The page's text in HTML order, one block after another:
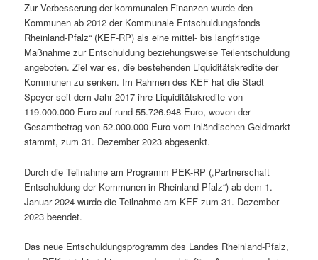
Zur Verbesserung der kommunalen Finanzen wurde den
Kommunen ab 2012 der Kommunale Entschuldungsfonds
Rheinland-Pfalz“ (KEF-RP) als eine mittel- bis langfristige
Maßnahme zur Entschuldung beziehungsweise Teilentschuldung
angeboten. Ziel war es, die bestehenden Liquiditätskredite der
Kommunen zu senken. Im Rahmen des KEF hat die Stadt
Speyer seit dem Jahr 2017 ihre Liquiditätskredite von
119.000.000 Euro auf rund 55.726.948 Euro, wovon der
Gesamtbetrag von 52.000.000 Euro vom inländischen Geldmarkt
stammt, zum 31. Dezember 2023 abgesenkt.
Durch die Teilnahme am Programm PEK-RP („Partnerschaft
Entschuldung der Kommunen in Rheinland-Pfalz“) ab dem 1.
Januar 2024 wurde die Teilnahme am KEF zum 31. Dezember
2023 beendet.
Das neue Entschuldungsprogramm des Landes Rheinland-Pfalz,